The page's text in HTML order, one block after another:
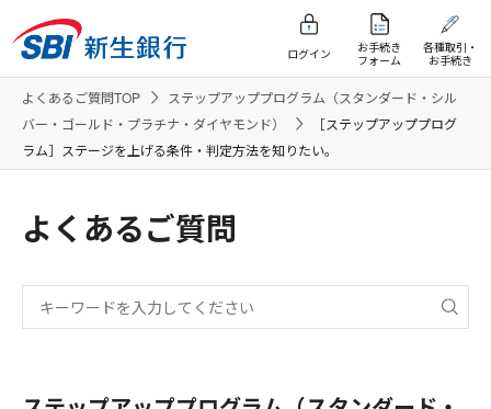
ログイン
お手続き
フォーム
各種取引・
お手続き
よくあるご質問TOP
ステップアッププログラム（スタンダード・シル
バー・ゴールド・プラチナ・ダイヤモンド）
［ステップアッププログ
ラム］ステージを上げる条件・判定方法を知りたい。
よくあるご質問